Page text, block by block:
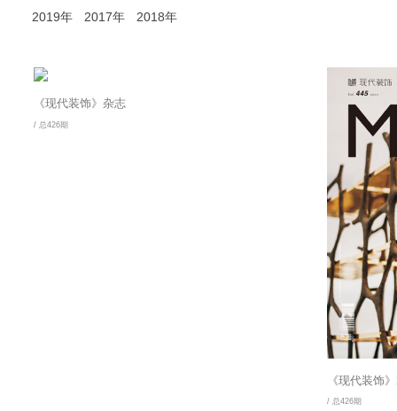
2019年 2017年 2018年
《现代装饰》杂志
/ 总426期
《现代装饰
/ 总426期